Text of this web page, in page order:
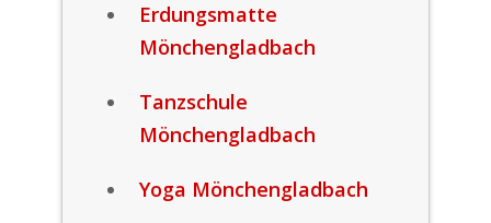
Erdungsmatte
Mönchengladbach
Tanzschule
Mönchengladbach
Yoga Mönchengladbach